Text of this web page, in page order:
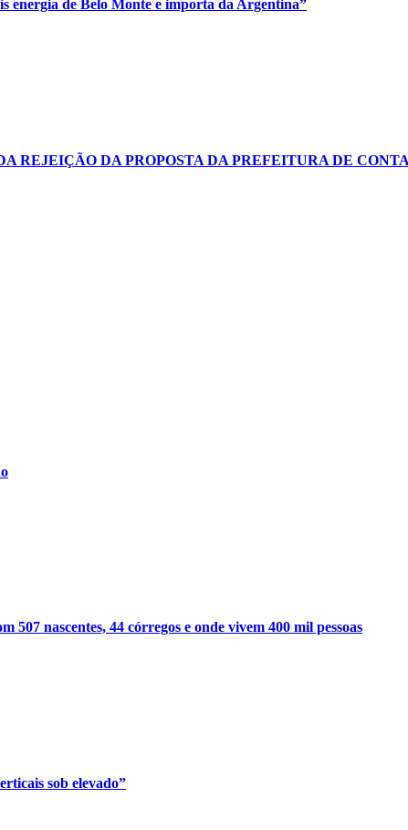
energia de Belo Monte e importa da Argentina”
REJEIÇÃO DA PROPOSTA DA PREFEITURA DE
nascentes, 44 córregos e onde vivem 400 mil pessoas
sob elevado”